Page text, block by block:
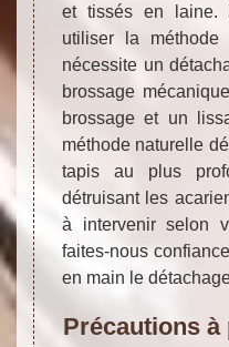
et tissés en laine.
utiliser la
nécessite un
brossage
brossage et un
méthode naturelle
tapis au plus
détruisant les
à intervenir selon
faites-nous
en main le
Précautions à